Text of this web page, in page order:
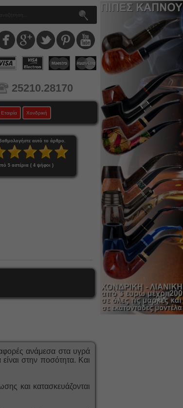
25210.28170
Εταιρία Χονδρική
Βαθμολογήστε αυτό το άρθρο.
5 αστέρια ( 4 ψήφοι )
ανάμεσα στα υγρά
στην ποσότητα. Και
και κατασκευάζονται